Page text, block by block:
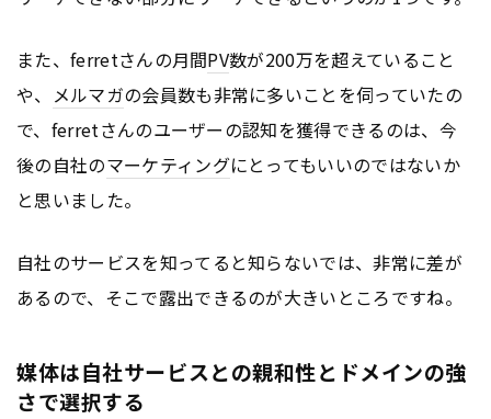
また、ferretさんの月間PV数が200万を超えていること
や、 メルマガの会員数も非常に多いことを伺っていたの
で、ferretさんのユーザーの認知を獲得できるのは、今
後の自社のマーケティングにとってもいいのではないか
と思いました。
自社のサービスを知ってると知らないでは、非常に差が
あるので、そこで露出できるのが大きいところですね。
媒体は自社サービスとの親和性とドメインの強
さで選択する